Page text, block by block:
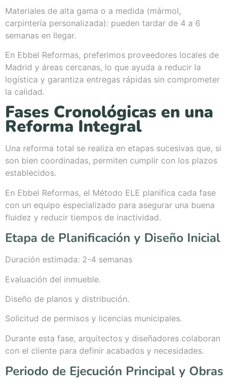
Materiales de alta gama o a medida (mármol,
carpintería personalizada): pueden tardar de 4 a 6
semanas en llegar.
En Ebbel Reformas, preferimos proveedores locales de
Madrid y áreas cercanas, lo que ayuda a reducir la
logística y garantiza entregas rápidas sin comprometer
la calidad.
Fases Cronológicas en una
Reforma Integral
Una reforma total se realiza en etapas sucesivas que, si
son bien coordinadas, permiten cumplir con los plazos
establecidos.
En Ebbel Reformas, el Método ELE planifica cada fase
con un equipo especializado para asegurar una buena
fluidez y reducir tiempos de inactividad.
Etapa de Planificación y Diseño Inicial
Duración estimada: 2-4 semanas
Evaluación del inmueble.
Diseño de planos y distribución.
Solicitud de permisos y licencias municipales.
Durante esta fase, arquitectos y diseñadores colaboran
con el cliente para definir acabados y necesidades.
Periodo de Ejecución Principal y Obras